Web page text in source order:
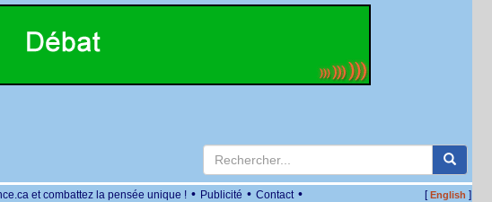
et combattez la pensée unique ! • Publicité • Contact • [English ]